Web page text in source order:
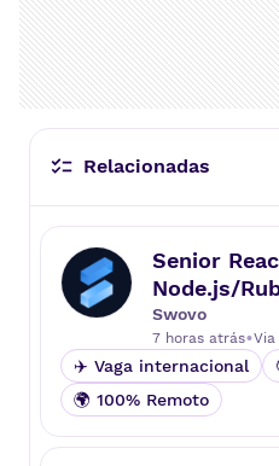
Relacionadas
Senior
Node.js/
Swovo
7 horas atrás•Via
✈️ Vaga internacional
🌍 100% Remoto